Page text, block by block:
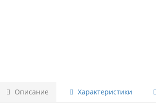
Описание Характеристики